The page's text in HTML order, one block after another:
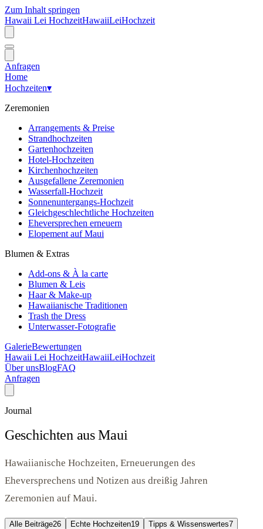
Zum Inhalt springen
Hawaii Lei HochzeitHawaiiLeiHochzeit
Anfragen
Home
Hochzeiten▾
Zeremonien
Arrangements & Preise
Strandhochzeiten
Gartenhochzeiten
Hotel-Hochzeiten
Kirchenhochzeiten
Ausgefallene Zeremonien
Wasserfall-Hochzeit
Sonnenuntergangs-Hochzeit
Gleichgeschlechtliche Hochzeiten
Eheversprechen erneuern
Elopement auf Maui
Blumen & Extras
Add-ons & À la carte
Blumen & Leis
Haar & Make-up
Hawaiianische Traditionen
Trash the Dress
Unterwasser-Fotografie
GalerieBewertungen
Hawaii Lei HochzeitHawaiiLeiHochzeit
Über unsBlogFAQ
Anfragen
Journal
Geschichten aus Maui
Hawaiianische Hochzeiten, Erneuerungen des
Eheversprechens und Notizen aus dreißig Jahren
Zeremonien auf Maui.
Alle Beiträge26 Echte Hochzeiten19 Tipps & Wissenswertes7